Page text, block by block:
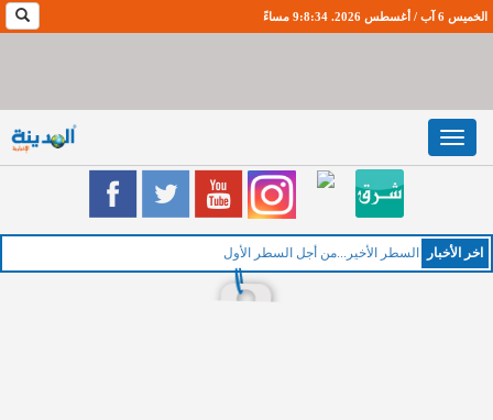
الخميس 6 آب / أغسطس 2026. 9:8:35 مساءً
Toggle
navigation
اخر اﻷخبار السطر الأخير...من أجل السطر الأول